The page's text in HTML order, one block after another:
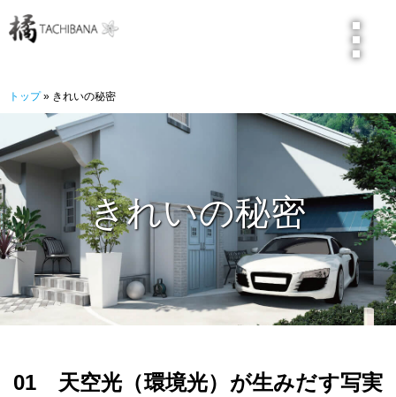
きれいの秘密
サーバーレンダリング
3ステップ作成
臨場感満点VR
お客様の声
橘・作品集
トップ» きれいの秘密
きれいの秘密
01 天空光（環境光）が生みだす写実